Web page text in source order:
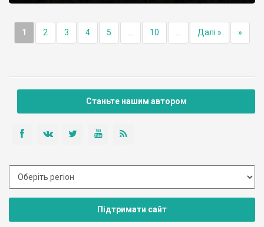
1 2 3 4 5 10 Далі » »
Станьте нашим автором
Підтримати сайт